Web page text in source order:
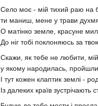
Село моє - мій тихий раю на
ти маниш, мене у трави
O матінко земле, красуне
До ніг тобі поклоняюсь за
Скажи, як тебе не любити,
у якому народилась,
І тут кожен клаптик землі -
Із далеких країв зустрічають